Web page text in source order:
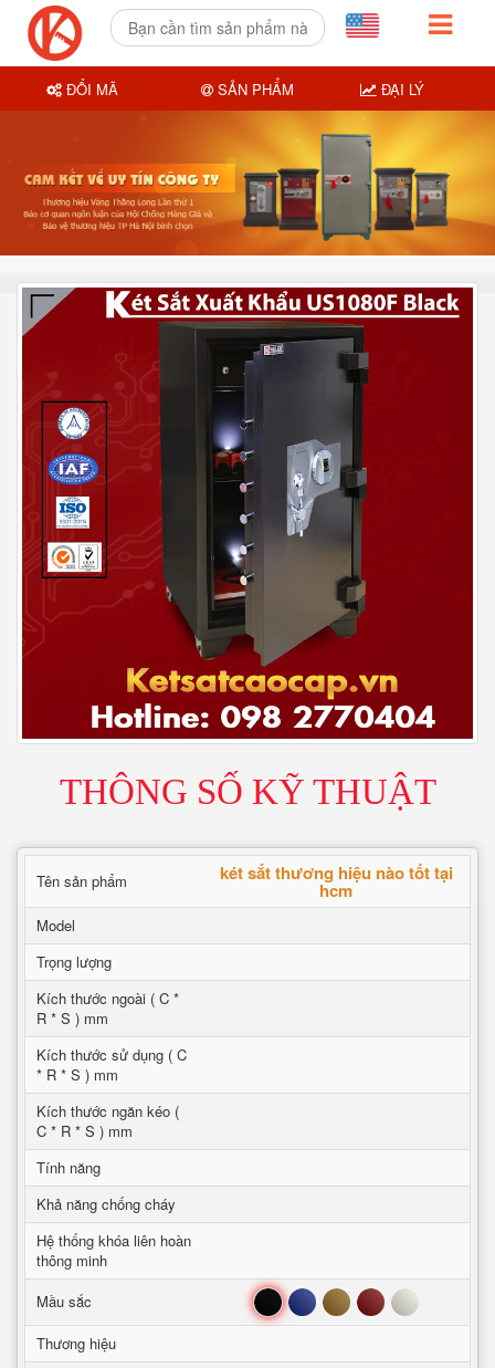
THÔNG SỐ KỸ THUẬT
Tên sản phẩm két sắt thương hiệu nào tốt tại
hcm
Model
Trọng lượng
Kích thước ngoài ( C *
R * S ) mm
Kích thước sử dụng ( C
* R * S ) mm
Kích thước ngăn kéo (
C * R * S ) mm
Tính năng
Khả năng chống cháy
Hệ thống khóa liên hoàn
thông minh
Mầu sắc
Đen Xanh Nâu Đỏ Trắng
Thương hiệu
ĐỔI MÃ SẢN PHẨM ĐẠI LÝ